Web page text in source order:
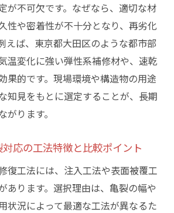
が不可欠です。なぜなら、適切な材
性や密着性が不十分となり、再劣化
えば、東京都大田区のような都市部
温変化に強い弾性系補修材や、速乾
果的です。現場環境や構造物の用途
知見をもとに選定することが、長期
ります。
応の工法特徴と比較ポイント
復工法には、注入工法や表面被覆工
あります。選択理由は、亀裂の幅や
状況によって最適な工法が異なるた